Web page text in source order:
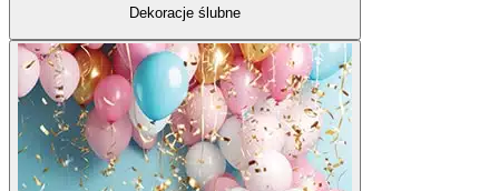
Dekoracje ślubne